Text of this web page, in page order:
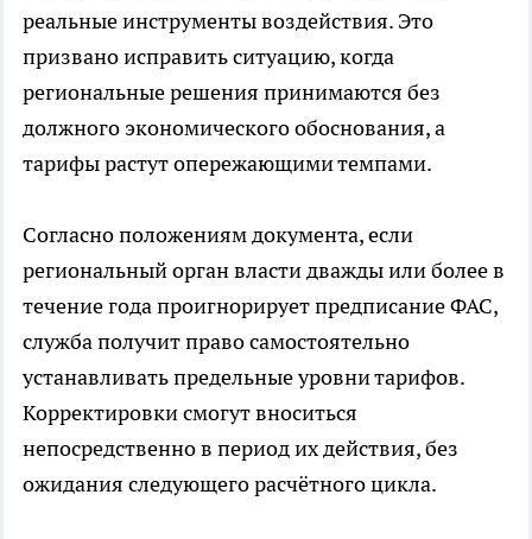
реальные инструменты воздействия. Это
призвано исправить ситуацию, когда
региональные решения принимаются без
должного экономического обоснования, а
тарифы растут опережающими темпами.
Согласно положениям документа, если
региональный орган власти дважды или более в
течение года проигнорирует предписание ФАС,
служба получит право самостоятельно
устанавливать предельные уровни тарифов.
Корректировки смогут вноситься
непосредственно в период их действия, без
ожидания следующего расчётного цикла.